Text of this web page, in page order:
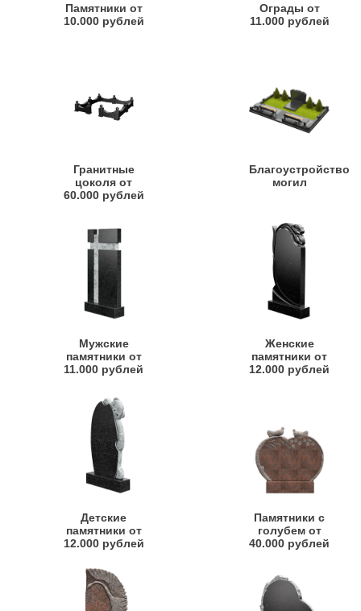
Памятники от
10.000 рублей
Ограды от
11.000 рублей
Гранитные
цоколя от
60.000 рублей
Благоустройство
могил
Мужские
памятники от
11.000 рублей
Женские
памятники от
12.000 рублей
Детские
памятники от
12.000 рублей
Памятники с
голубем от
40.000 рублей